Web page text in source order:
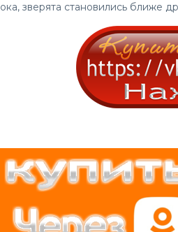
зверята становились ближе